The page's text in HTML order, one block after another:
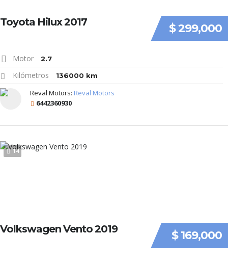
$ 299,000
Toyota Hilux 2017
Motor 2.7
Kilómetros 136000 km
Reval Motors: Reval Motors
6442360930
14
$ 169,000
Volkswagen Vento 2019